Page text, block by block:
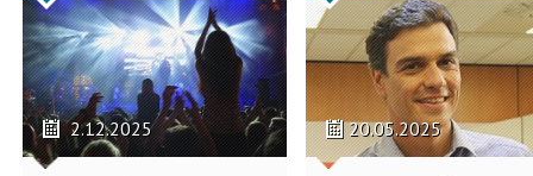
2.12.2025 20.05.2025